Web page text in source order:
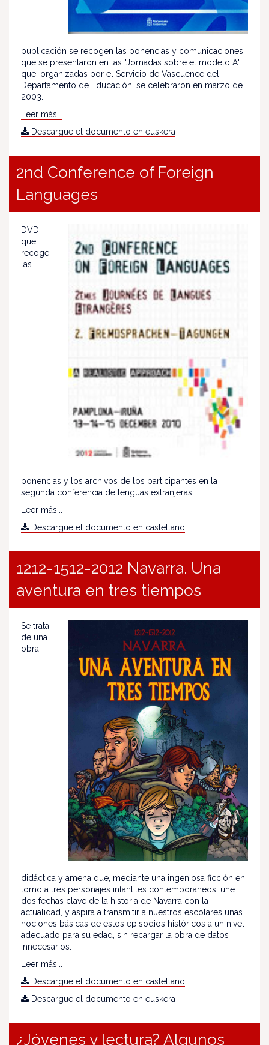
publicación se recogen las ponencias y comunicaciones
que se presentaron en las "Jornadas sobre el modelo A"
que, organizadas por el Servicio de Vascuence del
Departamento de Educación, se celebraron en marzo de
2003.
Leer más...
Descargue el documento en euskera
2nd Conference of Foreign
Languages
DVD
que
recoge
las
ponencias y los archivos de los participantes en la
segunda conferencia de lenguas extranjeras.
Leer más...
Descargue el documento en castellano
1212-1512-2012 Navarra. Una
aventura en tres tiempos
Se trata
de una
obra
didáctica y amena que, mediante una ingeniosa ficción en
torno a tres personajes infantiles contemporáneos, une
dos fechas clave de la historia de Navarra con la
actualidad, y aspira a transmitir a nuestros escolares unas
nociones básicas de estos episodios históricos a un nivel
adecuado para su edad, sin recargar la obra de datos
innecesarios.
Leer más...
Descargue el documento en castellano
Descargue el documento en euskera
¿Jóvenes y lectura? Algunos